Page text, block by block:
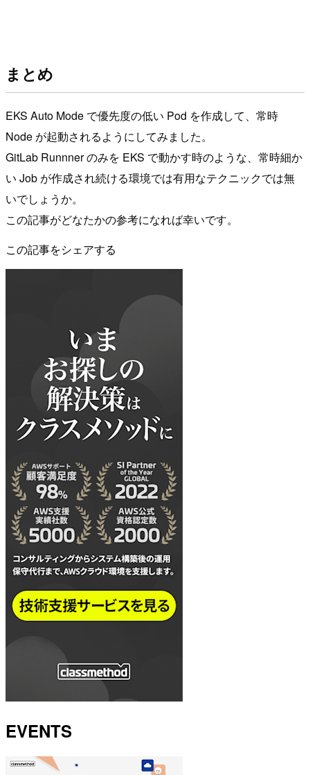
まとめ
EKS Auto Mode で優先度の低い Pod を作成して、常時
Node が起動されるようにしてみました。
GitLab Runnner のみを EKS で動かす時のような、常時細か
い Job が作成され続ける環境では有用なテクニックでは無
いでしょうか。
この記事がどなたかの参考になれば幸いです。
この記事をシェアする
EVENTS